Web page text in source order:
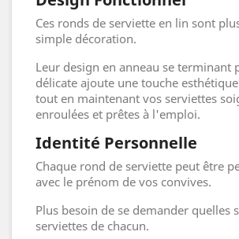
Ces ronds de serviette en lin sont
simple décoration.
Leur design en anneau se terminant
délicate ajoute une touche
tout en maintenant vos serviettes
enroulées et prêtes à l'emploi.
Identité Personnelle
Chaque rond de serviette peut être
avec le prénom de vos convives.
Plus besoin de se demander quelles
serviettes de chacun.